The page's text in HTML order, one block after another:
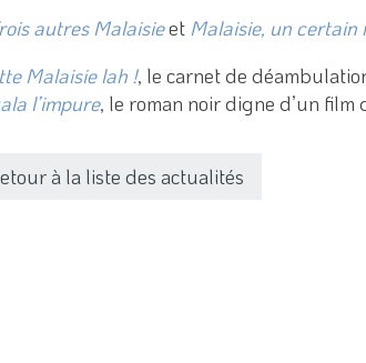
autres Malaisieet Malaisie, un certain
Malaisie lah !, le carnet de
l’impure, le roman noir digne d’un film
à la liste des actualités